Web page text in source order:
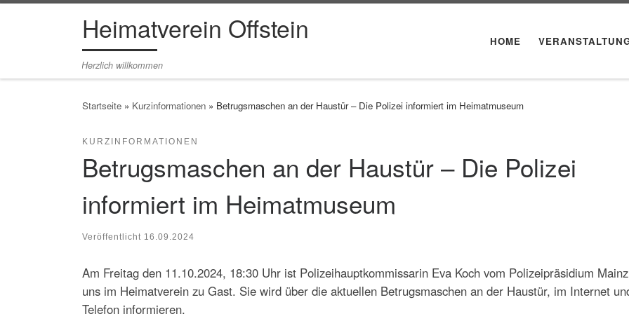
Zum Inhalt springenHeimatverein Offstein
Herzlich willkommen
HOME
Startseite » Kurzinformationen » Betrugsmaschen an der Haustür – Die Polizei informiert im Heimatmuseum
KURZINFORMATIONEN
Betrugsmaschen an der Haustür – Die Polizei
informiert im Heimatmuseum
Veröffentlicht 16.09.2024
Am Freitag den 11.10.2024, 18:30 Uhr ist Polizeihauptkommissarin Eva Koch vom Polizeipräsidium
uns im Heimatverein zu Gast. Sie wird über die aktuellen Betrugsmaschen an der Haustür, im Internet
Telefon informieren.